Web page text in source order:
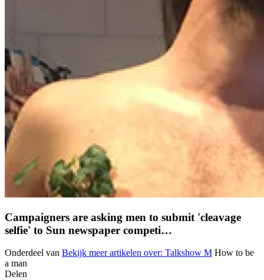
Campaigners are asking men to submit 'cleavage
selfie' to Sun newspaper competi…
Onderdeel van Bekijk meer artikelen over: Talkshow M How to be
a man
Delen